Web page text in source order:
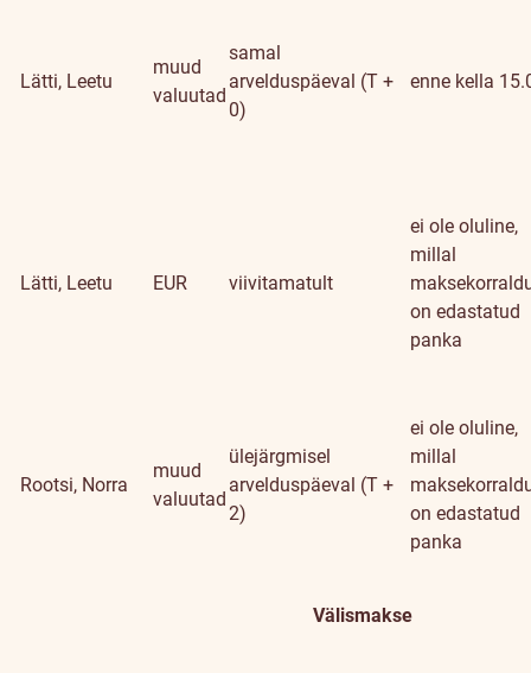
Lätti, Leetu
muud
valuutad
samal
arvelduspäeval (T +
0)
enne kella
Lätti, Leetu EUR viivitamatult
ei ole oluline,
millal
on edastatud
panka
Rootsi, Norra
muud
valuutad
ülejärgmisel
arvelduspäeval (T +
2)
ei ole oluline,
millal
on edastatud
panka
Välismakse